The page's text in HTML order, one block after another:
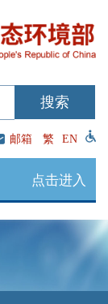
邮箱 繁 EN
点击进入